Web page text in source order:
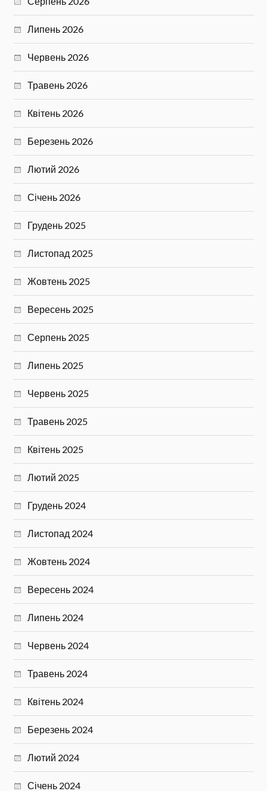
Липень 2026
Червень 2026
Травень 2026
Квітень 2026
Березень 2026
Лютий 2026
Січень 2026
Грудень 2025
Листопад 2025
Жовтень 2025
Вересень 2025
Серпень 2025
Липень 2025
Червень 2025
Травень 2025
Квітень 2025
Лютий 2025
Грудень 2024
Листопад 2024
Жовтень 2024
Вересень 2024
Липень 2024
Червень 2024
Травень 2024
Квітень 2024
Березень 2024
Лютий 2024
Січень 2024